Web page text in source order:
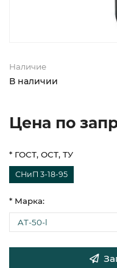
Наличие
В наличии
Цена по
* ГОСТ, ОСТ, ТУ
СНиП 3-18-95
* Марка: